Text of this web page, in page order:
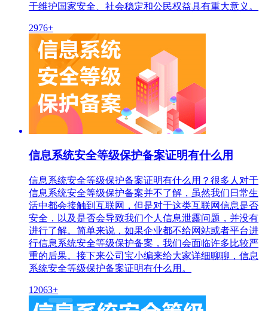
于维护国家安全、社会稳定和公民权益具有重大意义。
2976+
信息系统安全等级保护备案证明有什么用
信息系统安全等级保护备案证明有什么用？很多人对于
信息系统安全等级保护备案并不了解，虽然我们日常生
活中都会接触到互联网，但是对于这类互联网信息是否
安全，以及是否会导致我们个人信息泄露问题，并没有
进行了解。简单来说，如果企业都不给网站或者平台进
行信息系统安全等级保护备案，我们会面临许多比较严
重的后果。接下来公司宝小编来给大家详细聊聊，信息
系统安全等级保护备案证明有什么用。
12063+